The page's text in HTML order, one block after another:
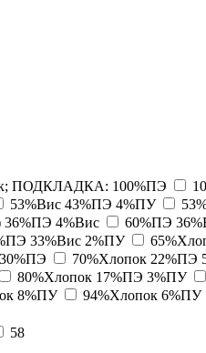
ПОДКЛАДКА: 100%ПЭ
53%Вис 43%ПЭ 4%ПУ
36%ПЭ 4%Вис 60%ПЭ
33%Вис 2%ПУ
70%Хлопок 22%ПЭ
80%Хлопок 17%ПЭ 3%ПУ
8%ПУ 94%Хлопок 6%ПУ
58